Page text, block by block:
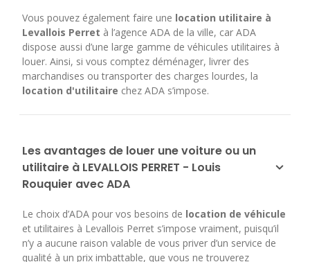
Vous pouvez également faire une location utilitaire à
Levallois Perret à l’agence ADA de la ville, car ADA
dispose aussi d’une large gamme de véhicules utilitaires à
louer. Ainsi, si vous comptez déménager, livrer des
marchandises ou transporter des charges lourdes, la
location d'utilitaire chez ADA s’impose.
Les avantages de louer une voiture ou un
utilitaire à LEVALLOIS PERRET - Louis
Rouquier avec ADA
Le choix d’ADA pour vos besoins de location de véhicule
et utilitaires à Levallois Perret s’impose vraiment, puisqu’il
n’y a aucune raison valable de vous priver d’un service de
qualité à un prix imbattable, que vous ne trouverez